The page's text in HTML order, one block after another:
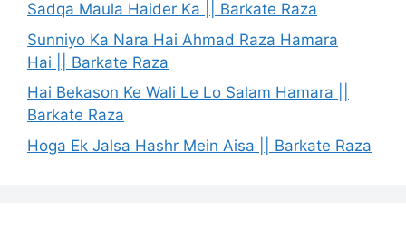
Sadqa Maula Haider Ka || Barkate Raza
Sunniyo Ka Nara Hai Ahmad Raza Hamara
Hai || Barkate Raza
Hai Bekason Ke Wali Le Lo Salam Hamara ||
Barkate Raza
Hoga Ek Jalsa Hashr Mein Aisa || Barkate Raza